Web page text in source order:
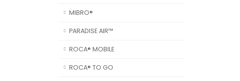
MIBRO®
PARADISE AIR™
ROCA® MOBILE
ROCA® TO GO